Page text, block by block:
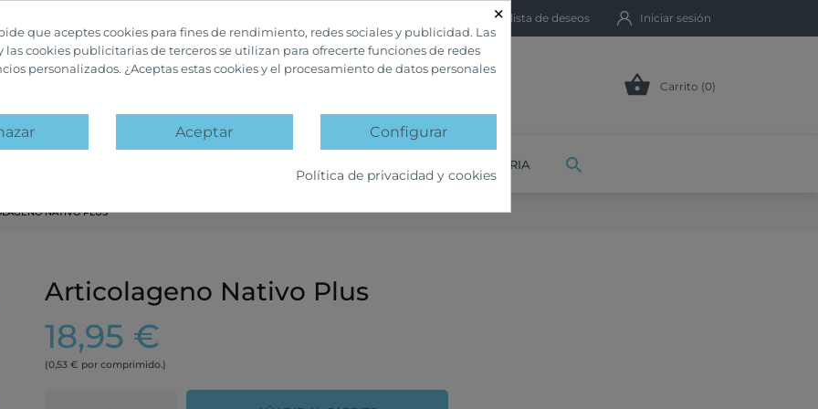
Mi lista de deseos Iniciar sesión
 Carrito (0)
VETERINARIA 
NATIVO PLUS
Articolageno Nativo Plus
18,95 €
(0,53 € por comprimido.)
×
que aceptes cookies para fines de rendimiento, redes sociales y publicidad. Las
las cookies publicitarias de terceros se utilizan para ofrecerte funciones de redes
personalizados. ¿Aceptas estas cookies y el procesamiento de datos personales
Aceptar Configurar
Política de privacidad y cookies